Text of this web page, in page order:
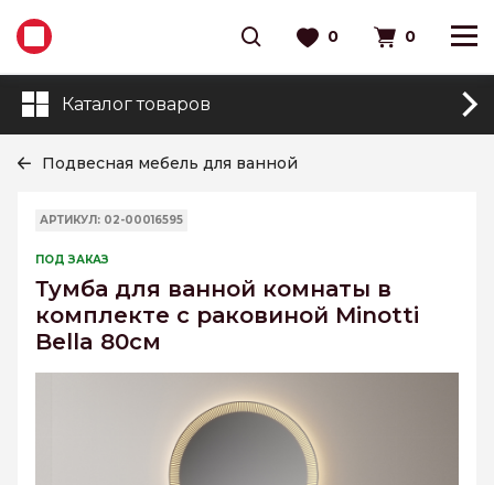
0 0
Каталог товаров
Подвесная мебель для ванной
АРТИКУЛ: 02-00016595
ПОД ЗАКАЗ
Тумба для ванной комнаты в
комплекте с раковиной Minotti
Bella 80см